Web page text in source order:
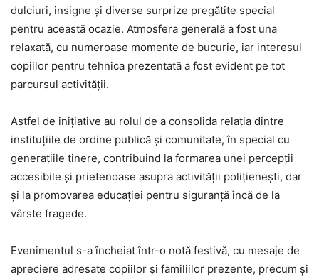
dulciuri, insigne și diverse surprize pregătite special
pentru această ocazie. Atmosfera generală a fost una
relaxată, cu numeroase momente de bucurie, iar interesul
copiilor pentru tehnica prezentată a fost evident pe tot
parcursul activității.
Astfel de inițiative au rolul de a consolida relația dintre
instituțiile de ordine publică și comunitate, în special cu
generațiile tinere, contribuind la formarea unei percepții
accesibile și prietenoase asupra activității polițienești, dar
și la promovarea educației pentru siguranță încă de la
vârste fragede.
Evenimentul s-a încheiat într-o notă festivă, cu mesaje de
apreciere adresate copiilor și familiilor prezente, precum și